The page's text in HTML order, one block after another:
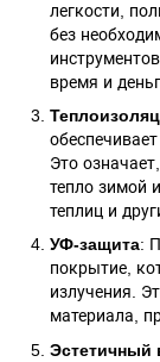
легкости,
без
время и
Это
тепло зимой
теплиц и
УФ-защита:
покрытие,
излучения.
материала,
Эстетичный